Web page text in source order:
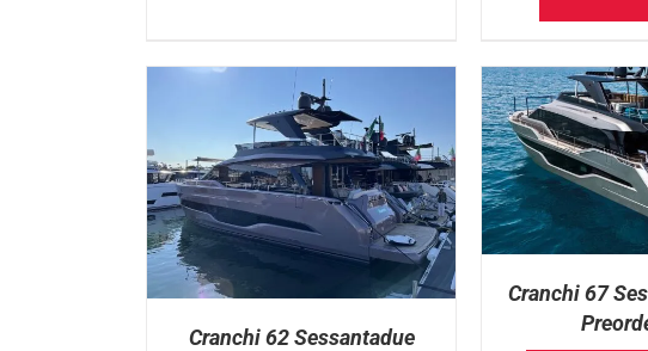
Cranchi 62 Sessantadue
Cranchi 67